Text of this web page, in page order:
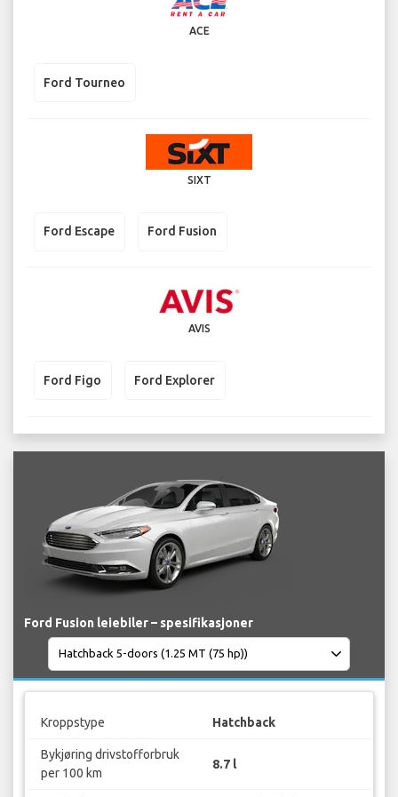
ACE
Ford Tourneo
SIXT
Ford Escape Ford Fusion
AVIS
Ford Figo Ford Explorer
Ford Fusion leiebiler – spesifikasjoner
Kroppstype Hatchback
Bykjøring drivstofforbruk
per 100 km
8.7 l